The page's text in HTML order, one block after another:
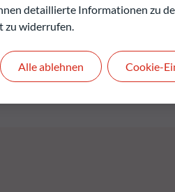
keine Rückschlüsse auf
detaillierte Informationen zu
zu widerrufen.
Alle ablehnen Cookie-